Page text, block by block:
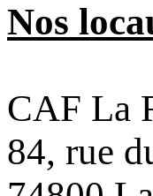
Nos
CAF La
84, rue